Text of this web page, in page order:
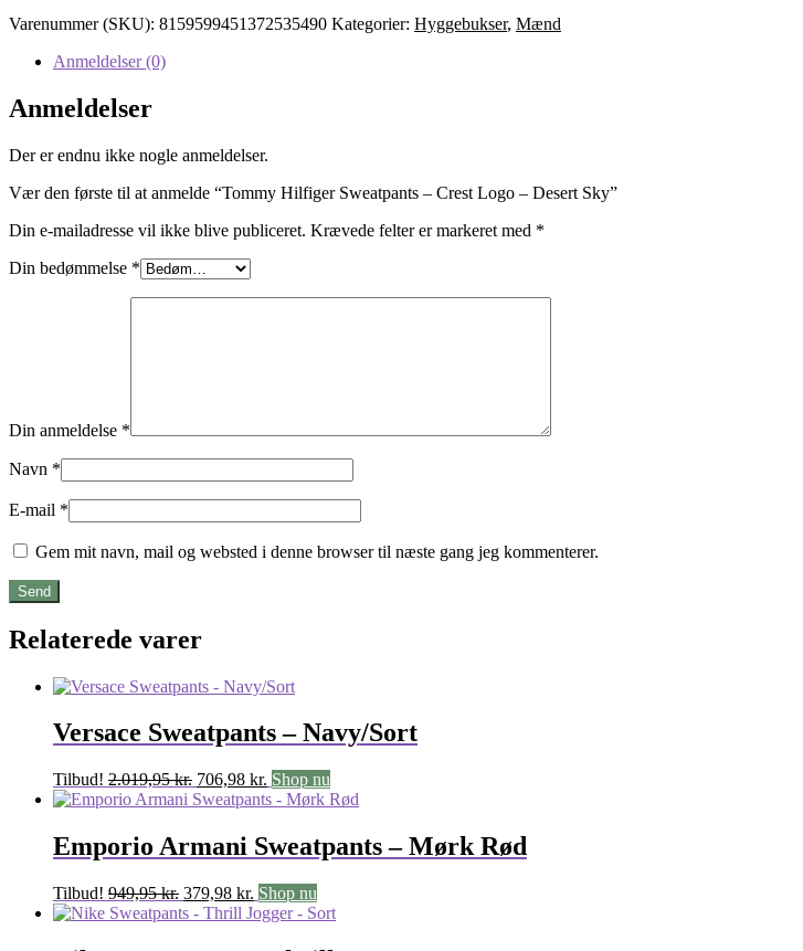
699,95 kr.. 419,97 kr..
Varenummer (SKU): 8159599451372535490 Kategorier: Hyggebukser, Mænd
Anmeldelser (0)
Anmeldelser
Der er endnu ikke nogle anmeldelser.
Vær den første til at anmelde “Tommy Hilfiger Sweatpants – Crest Logo – Desert Sky”
Din e-mailadresse vil ikke blive publiceret. Krævede felter er markeret med *
Din bedømmelse *
Din anmeldelse *
Navn *
E-mail *
Gem mit navn, mail og websted i denne browser til næste gang jeg kommenterer.
Relaterede varer
Versace Sweatpants – Navy/Sort
Tilbud! 2.019,95kr. Den
oprindelige
2.019,95 kr..
706,98 kr. Den
aktuelle
er:
706,98 kr..
Shop nu
Emporio Armani Sweatpants – Mørk Rød
Tilbud! 949,95kr. Den
oprindelige
379,98 kr. Den
aktuelle
Shop nu